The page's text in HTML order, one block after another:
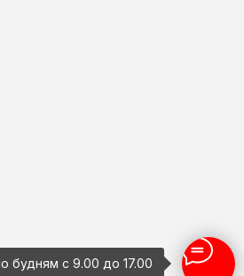
будням с 9.00 до 17.00